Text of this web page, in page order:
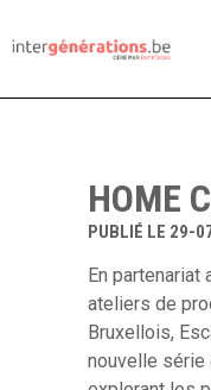
HOME
PUBLIÉ LE 29-
En
ateliers de
Bruxellois,
nouvelle série